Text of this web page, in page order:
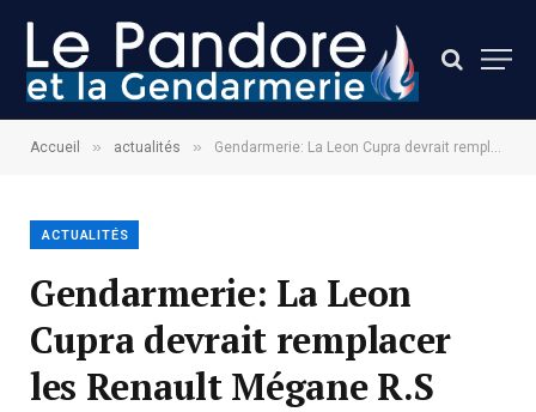
Accueil » actualités » Gendarmerie: La Leon Cupra devrait remplacer les Renault Mégane R.S
ACTUALITÉS
Gendarmerie: La Leon
Cupra devrait remplacer
les Renault Mégane R.S